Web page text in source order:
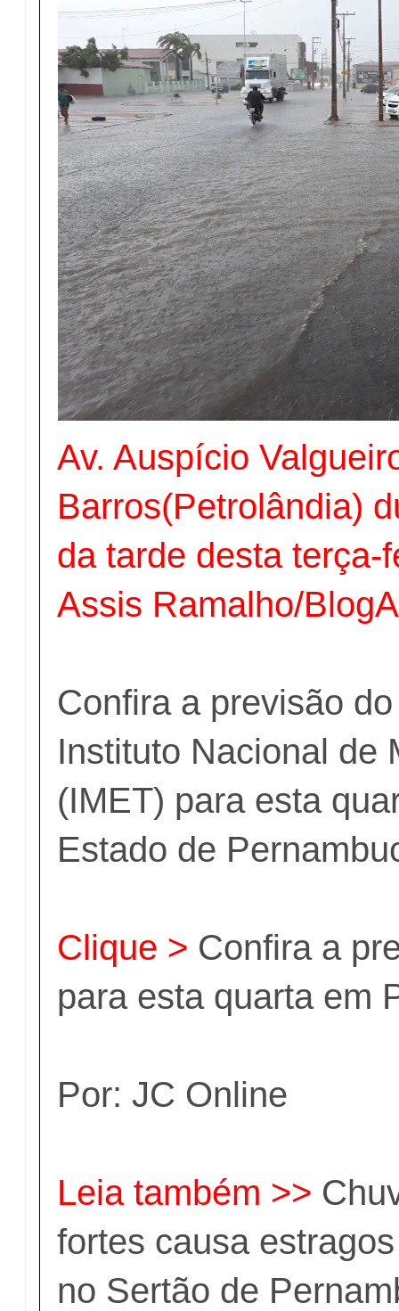
Av. Auspício
Barros(Petrolândia)
da tarde desta terça-
Assis Ramalho/
Confira a previsão
Instituto Nacional de
(IMET) para esta
Estado de
Clique > Confira a
para esta quarta em
Por: JC Online
Leia também >>
fortes causa
no Sertão de